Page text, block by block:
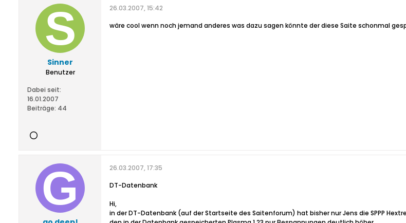
Sinner
Benutzer
Dabei seit:
16.01.2007
Beiträge: 44
26.03.2007, 15:42
wäre cool wenn noch jemand anderes was dazu sagen könnte der diese Saite schonmal
26.03.2007, 17:35
DT-Datenbank
Hi,
in der DT-Datenbank (auf der Startseite des Saitenforum) hat bisher nur Jens die SPPP